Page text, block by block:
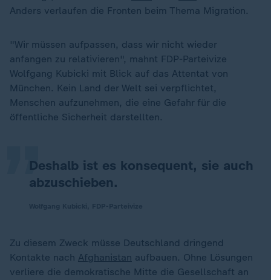
Anders verlaufen die Fronten beim Thema Migration.
"Wir müssen aufpassen, dass wir nicht wieder
anfangen zu relativieren", mahnt FDP-Parteivize
Wolfgang Kubicki mit Blick auf das Attentat von
München. Kein Land der Welt sei verpflichtet,
Menschen aufzunehmen, die eine Gefahr für die
öffentliche Sicherheit darstellten.
Deshalb ist es konsequent, sie auch
abzuschieben.
„
Zu diesem Zweck müsse Deutschland dringend
Kontakte nach Afghanistan aufbauen. Ohne Lösungen
verliere die demokratische Mitte die Gesellschaft an